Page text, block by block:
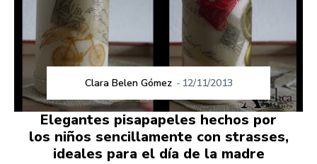
Clara Belen Gómez - 12/11/2013
Elegantes pisapapeles hechos por
los niños sencillamente con strasses,
ideales para el día de la madre